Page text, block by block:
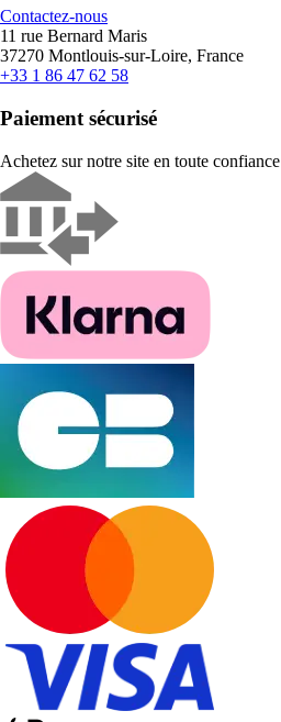
Contactez-nous
11 rue Bernard Maris
37270 Montlouis-sur-Loire, France
+33 1 86 47 62 58
Paiement sécurisé
Achetez sur notre site en toute confiance